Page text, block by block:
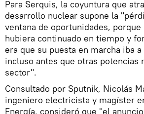
Para Serquis, la coyuntura que
desarrollo nuclear supone la
ventana de oportunidades, porque
hubiera continuado en tiempo y
era que su puesta en marcha iba
incluso antes que otras potencias
sector".
Consultado por Sputnik, Nicolás
ingeniero electricista y magíster
Energía, consideró que "el